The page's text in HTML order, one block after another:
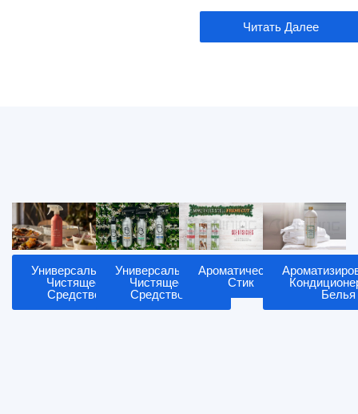
Читать Далее
Универсальное
Чистящее
Средство
Универсальное
Чистящее
Средство
Ароматический
Стик
Белья